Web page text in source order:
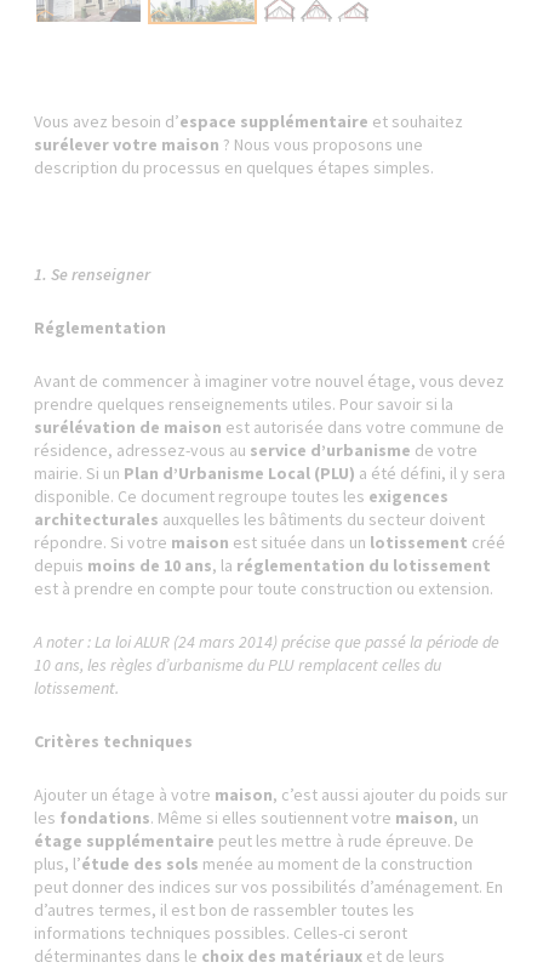
Vous avez besoin d’espace supplémentaire et souhaitez
surélever votre maison ? Nous vous proposons une
description du processus en quelques étapes simples.
1. Se renseigner
Réglementation
Avant de commencer à imaginer votre nouvel étage, vous devez
prendre quelques renseignements utiles. Pour savoir si la
surélévation de maison est autorisée dans votre commune de
résidence, adressez-vous au service d’urbanisme de votre
mairie. Si un Plan d’Urbanisme Local (PLU) a été défini, il y sera
disponible. Ce document regroupe toutes les exigences
architecturales auxquelles les bâtiments du secteur doivent
répondre. Si votre maison est située dans un lotissement créé
depuis moins de 10 ans, la réglementation du lotissement
est à prendre en compte pour toute construction ou extension.
A noter : La loi ALUR (24 mars 2014) précise que passé la période de
10 ans, les règles d’urbanisme du PLU remplacent celles du
lotissement.
Critères techniques
Ajouter un étage à votre maison, c’est aussi ajouter du poids sur
les fondations. Même si elles soutiennent votre maison, un
étage supplémentaire peut les mettre à rude épreuve. De
plus, l’étude des sols menée au moment de la construction
peut donner des indices sur vos possibilités d’aménagement. En
d’autres termes, il est bon de rassembler toutes les
informations techniques possibles. Celles-ci seront
déterminantes dans le choix des matériaux et de leurs